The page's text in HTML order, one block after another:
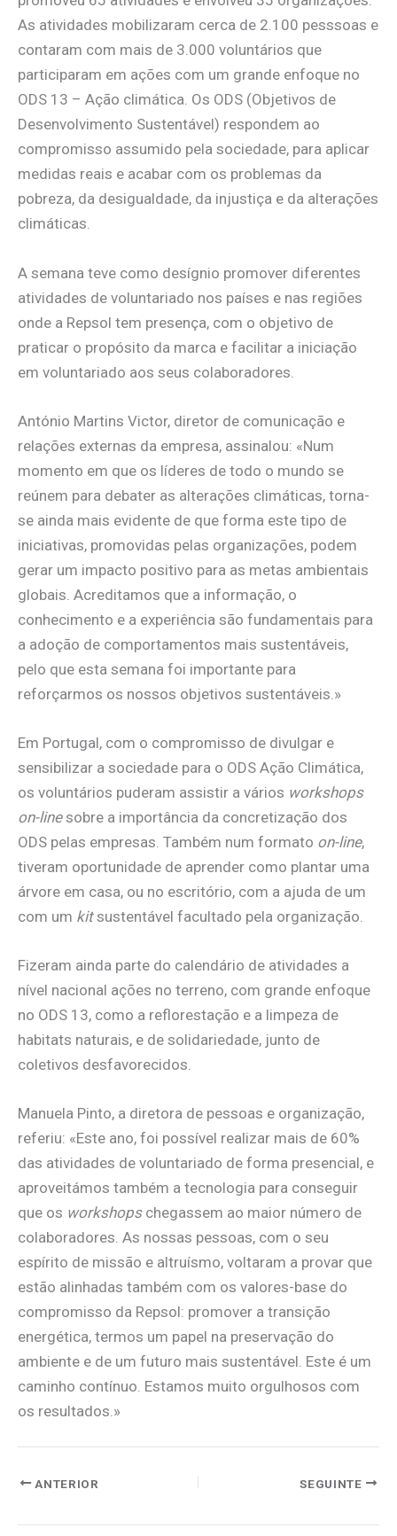
As atividades mobilizaram cerca de 2.100 pesssoas e
contaram com mais de 3.000 voluntários que
participaram em ações com um grande enfoque no
ODS 13 – Ação climática. Os ODS (Objetivos de
Desenvolvimento Sustentável) respondem ao
compromisso assumido pela sociedade, para aplicar
medidas reais e acabar com os problemas da
pobreza, da desigualdade, da injustiça e da alterações
climáticas.
A semana teve como desígnio promover diferentes
atividades de voluntariado nos países e nas regiões
onde a Repsol tem presença, com o objetivo de
praticar o propósito da marca e facilitar a iniciação
em voluntariado aos seus colaboradores.
António Martins Victor, diretor de comunicação e
relações externas da empresa, assinalou: «Num
momento em que os líderes de todo o mundo se
reúnem para debater as alterações climáticas, torna-
se ainda mais evidente de que forma este tipo de
iniciativas, promovidas pelas organizações, podem
gerar um impacto positivo para as metas ambientais
globais. Acreditamos que a informação, o
conhecimento e a experiência são fundamentais para
a adoção de comportamentos mais sustentáveis,
pelo que esta semana foi importante para
reforçarmos os nossos objetivos sustentáveis.»
Em Portugal, com o compromisso de divulgar e
sensibilizar a sociedade para o ODS Ação Climática,
os voluntários puderam assistir a vários workshops
on-linesobre a importância da concretização dos
ODS pelas empresas. Também num formato on-line,
tiveram oportunidade de aprender como plantar uma
árvore em casa, ou no escritório, com a ajuda de um
com um kitsustentável facultado pela organização.
Fizeram ainda parte do calendário de atividades a
nível nacional ações no terreno, com grande enfoque
no ODS 13, como a reflorestação e a limpeza de
habitats naturais, e de solidariedade, junto de
coletivos desfavorecidos.
Manuela Pinto, a diretora de pessoas e organização,
referiu: «Este ano, foi possível realizar mais de 60%
das atividades de voluntariado de forma presencial, e
aproveitámos também a tecnologia para conseguir
que os workshopschegassem ao maior número de
colaboradores. As nossas pessoas, com o seu
espírito de missão e altruísmo, voltaram a provar que
estão alinhadas também com os valores-base do
compromisso da Repsol: promover a transição
energética, termos um papel na preservação do
ambiente e de um futuro mais sustentável. Este é um
caminho contínuo. Estamos muito orgulhosos com
os resultados.»
ANTERIOR SEGUINTE